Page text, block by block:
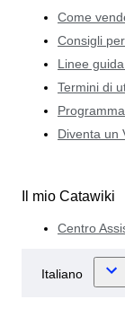
Come
Consigli
Linee
Termini di
Diventa un
Il mio Catawiki
Centro